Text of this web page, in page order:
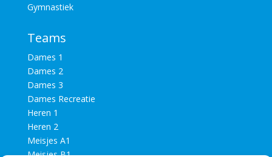
Gymnastiek
Teams
Dames 1
Dames 2
Dames 3
Dames Recreatie
Heren 1
Heren 2
Meisjes A1
Meisjes B1